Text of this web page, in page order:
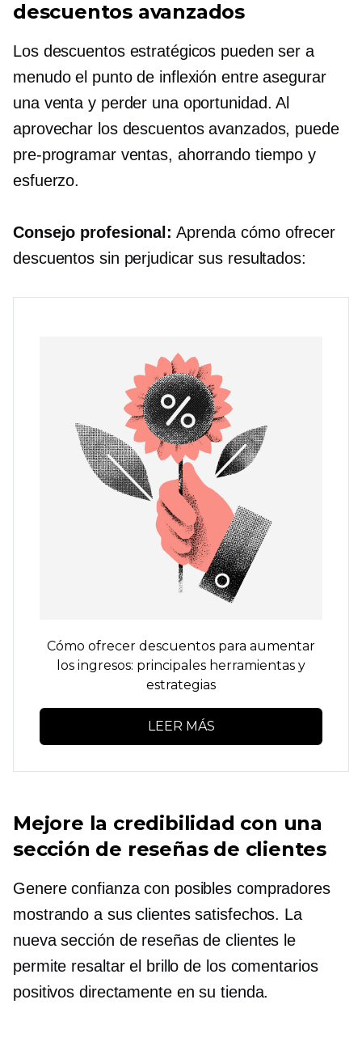
descuentos avanzados
Los descuentos estratégicos pueden ser a
menudo el punto de inflexión entre asegurar
una venta y perder una oportunidad. Al
aprovechar los descuentos avanzados, puede
pre-programarventas, ahorrando tiempo y
esfuerzo.
Consejo profesional: Aprenda cómo ofrecer
descuentos sin perjudicar sus resultados:
Cómo ofrecer descuentos para aumentar
los ingresos: principales herramientas y
estrategias
LEER MÁS
Mejore la credibilidad con una
sección de reseñas de clientes
Genere confianza con posibles compradores
mostrando a sus clientes satisfechos. La
nueva sección de reseñas de clientes le
permite resaltar el brillo de los comentarios
positivos directamente en su tienda.